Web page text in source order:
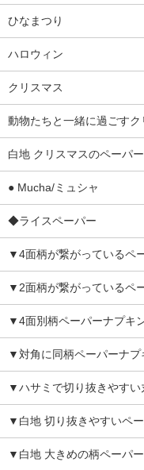
ひなまつり
ハロウィン
クリスマス
動物たちと一緒に過ごす
白地 クリスマスのペーパ
● Mucha/ミュシャ
◆ライスペーパー
▼4面柄が繋がっているペ
▼2面柄が繋がっているペ
▼4面別柄ペーパーナプキ
▼対角に同柄ペーパーナプ
▼ハサミで切り抜きやす
▼白地 切り抜きやすいペ
▼白地 大きめの柄ペーパ